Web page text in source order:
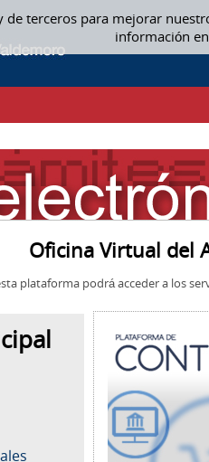
terceros para mejorar
información
Oficina Virtual del
plataforma podrá acceder a los